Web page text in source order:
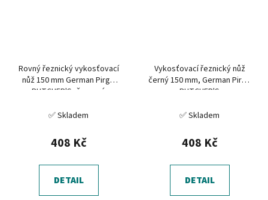
Rovný řeznický vykosťovací
nůž 150 mm German Pirge
BUTCHER'S, červený
✅ Skladem
408 Kč
DETAIL
Vykosťovací řeznický nůž
černý 150 mm, German Pirge
BUTCHER'S
✅ Skladem
408 Kč
DETAIL